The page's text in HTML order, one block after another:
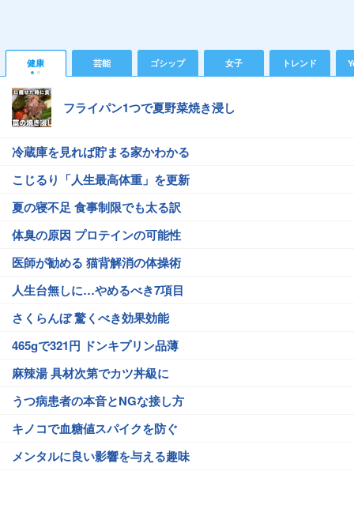
健康 芸能 ゴシップ 女子 トレンド
フライパン1つで夏野菜焼き浸し
冷蔵庫を見れば貯まる家かわかる
こじるり「人生最高体重」を更新
夏の寝不足 食事制限でも太る訳
体臭の原因 プロテインの可能性
医師が勧める 猫背解消の体操術
人生台無しに…やめるべき7項目
さくらんぼ 驚くべき効果効能
465gで321円 ドンキプリン品薄
麻辣湯 具材次第でカツ丼級に
うつ病患者の本音とNGな接し方
キノコで血糖値スパイクを防ぐ
メンタルに良い影響を与える趣味